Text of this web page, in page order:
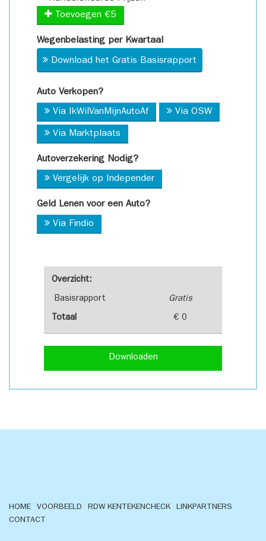
Overzicht:
Basisrapport Gratis
Totaal € 0
Downloaden
Toevoegen €5
Wegenbelasting per Kwartaal
Download het Gratis Basisrapport
Auto Verkopen?
Via IkWilVanMijnAutoAf Via OSW
Via Marktplaats
Autoverzekering Nodig?
Vergelijk op Independer
Geld Lenen voor een Auto?
Via Findio
HOME VOORBEELD RDW KENTEKENCHECK
LINKPARTNERS
CONTACT